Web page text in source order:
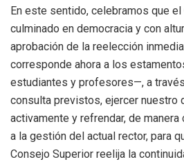
En este sentido, celebramos que el
culminado en democracia y con
aprobación de la reelección
corresponde ahora a los
estudiantes y profesores—, a
consulta previstos, ejercer nuestro
activamente y refrendar, de
a la gestión del actual rector, para
Consejo Superior reelija la